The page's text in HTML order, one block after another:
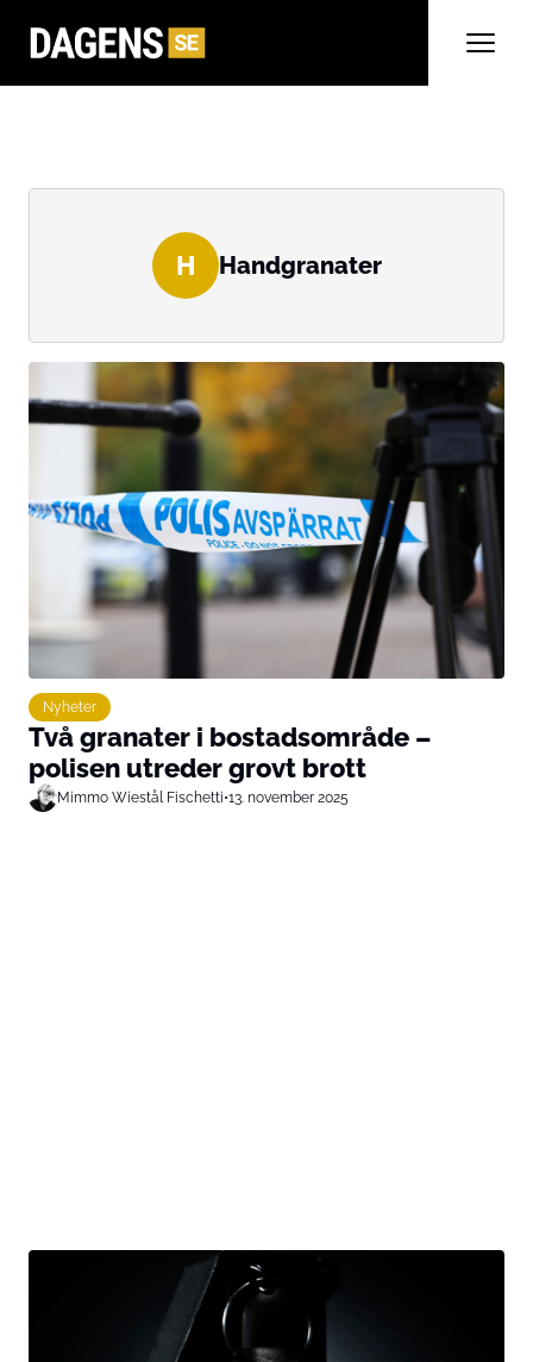
H Handgranater
Nyheter
Två granater i bostadsområde –
polisen utreder grovt brott
Mimmo Wiestål Fischetti•13. november 2025